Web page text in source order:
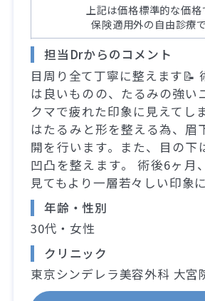
上記は価格標準的な価格
保険適用外の自由診療で
担当Drからのコメント
目周り全て丁寧に整えます📝
は良いものの、たるみの強い
クマで疲れた印象に見えてし
はたるみと形を整える為、眉
開を行います。また、目の下
凹凸を整えます。 術後6ヶ月
見てもより一層若々しい印象
年齢・性別
30代・女性
クリニック
東京シンデレラ美容外科 大宮